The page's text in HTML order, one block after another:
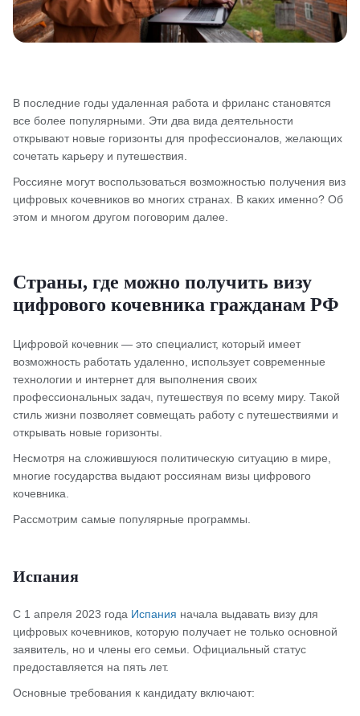
В последние годы удаленная работа и фриланс становятся
все более популярными. Эти два вида деятельности
открывают новые горизонты для профессионалов, желающих
сочетать карьеру и путешествия.
Россияне могут воспользоваться возможностью получения виз
цифровых кочевников во многих странах. В каких именно? Об
этом и многом другом поговорим далее.
Страны, где можно получить визу
цифрового кочевника гражданам РФ
Цифровой кочевник — это специалист, который имеет
возможность работать удаленно, использует современные
технологии и интернет для выполнения своих
профессиональных задач, путешествуя по всему миру. Такой
стиль жизни позволяет совмещать работу с путешествиями и
открывать новые горизонты.
Несмотря на сложившуюся политическую ситуацию в мире,
многие государства выдают россиянам визы цифрового
кочевника.
Рассмотрим самые популярные программы.
Испания
С 1 апреля 2023 года Испания начала выдавать визу для
цифровых кочевников, которую получает не только основной
заявитель, но и члены его семьи. Официальный статус
предоставляется на пять лет.
Основные требования к кандидату включают: